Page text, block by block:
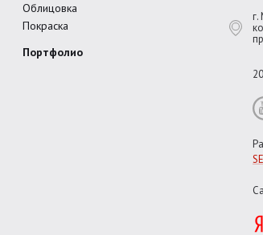
Облицовка
Покраска
Портфолио
г.